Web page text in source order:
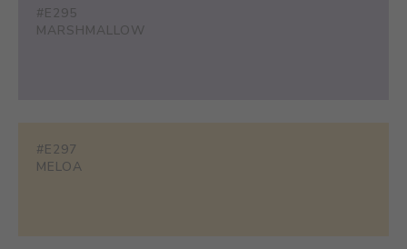
#E295
MARSHMALLOW
#E297
MELOA